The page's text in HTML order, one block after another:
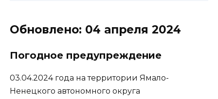
Обновлено: 04 апреля 2024
Погодное предупреждение
03.04.2024 года на территории Ямало-
Ненецкого автономного округа